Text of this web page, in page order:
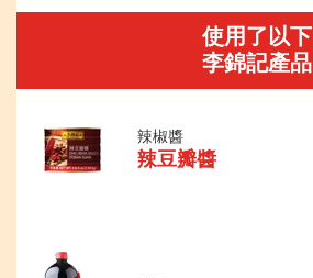
使用了以下
李錦記產品
辣椒醬
辣豆瓣醬